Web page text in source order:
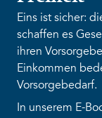
Eins ist sicher:
schaffen es
ihren
Einkommen
Vorsorgebedarf.
In unserem E-